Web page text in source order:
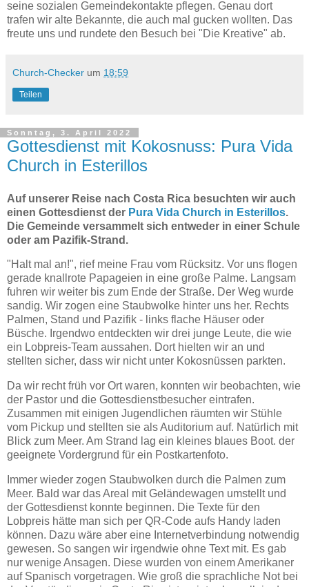
seine sozialen Gemeindekontakte pflegen. Genau dort
trafen wir alte Bekannte, die auch mal gucken wollten. Das
freute uns und rundete den Besuch bei "Die Kreative" ab.
Church-Checker um 18:59
Teilen
Sonntag, 3. April 2022
Gottesdienst mit Kokosnuss: Pura Vida
Church in Esterillos
Auf unserer Reise nach Costa Rica besuchten wir auch
einen Gottesdienst der Pura Vida Church in Esterillos.
Die Gemeinde versammelt sich entweder in einer Schule
oder am Pazifik-Strand.
"Halt mal an!", rief meine Frau vom Rücksitz. Vor uns flogen
gerade knallrote Papageien in eine große Palme. Langsam
fuhren wir weiter bis zum Ende der Straße. Der Weg wurde
sandig. Wir zogen eine Staubwolke hinter uns her. Rechts
Palmen, Stand und Pazifik - links flache Häuser oder
Büsche. Irgendwo entdeckten wir drei junge Leute, die wie
ein Lobpreis-Team aussahen. Dort hielten wir an und
stellten sicher, dass wir nicht unter Kokosnüssen parkten.
Da wir recht früh vor Ort waren, konnten wir beobachten, wie
der Pastor und die Gottesdienstbesucher eintrafen.
Zusammen mit einigen Jugendlichen räumten wir Stühle
vom Pickup und stellten sie als Auditorium auf. Natürlich mit
Blick zum Meer. Am Strand lag ein kleines blaues Boot. der
geeignete Vordergrund für ein Postkartenfoto.
Immer wieder zogen Staubwolken durch die Palmen zum
Meer. Bald war das Areal mit Geländewagen umstellt und
der Gottesdienst konnte beginnen. Die Texte für den
Lobpreis hätte man sich per QR-Code aufs Handy laden
können. Dazu wäre aber eine Internetverbindung notwendig
gewesen. So sangen wir irgendwie ohne Text mit. Es gab
nur wenige Ansagen. Diese wurden von einem Amerikaner
auf Spanisch vorgetragen. Wie groß die sprachliche Not bei